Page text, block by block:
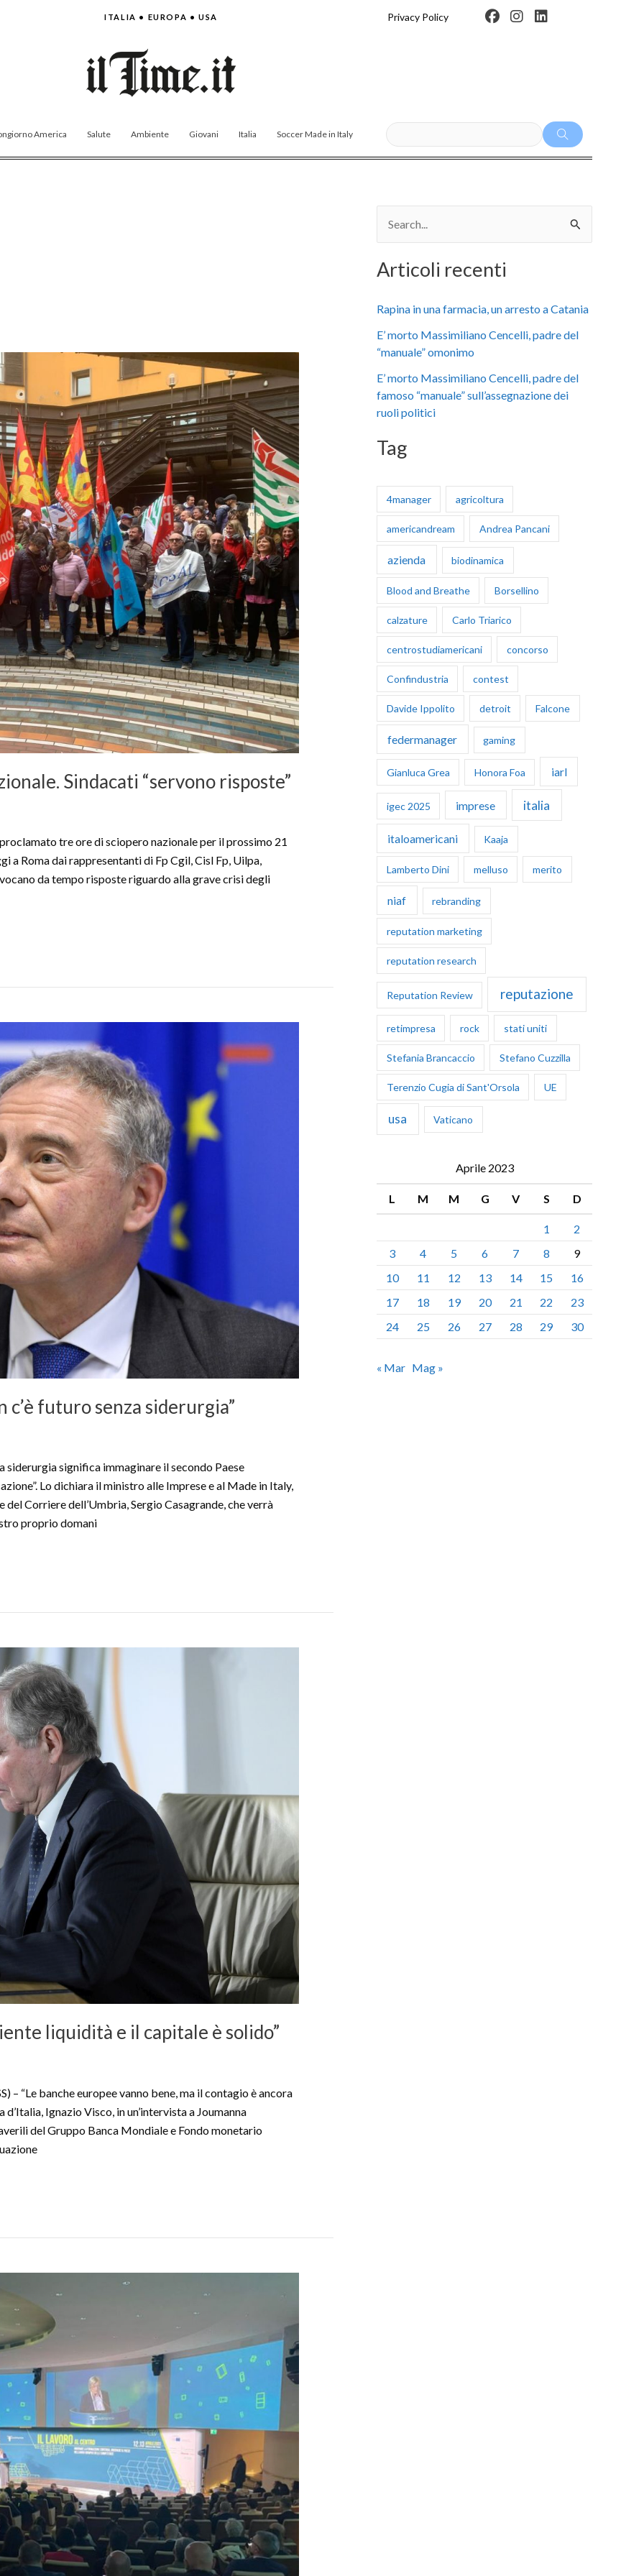
ITALIA • EUROPA • USA Privacy Policy
F
I
L
America Salute Ambiente Giovani Italia Soccer Made in Italy
Sindacati “servono risposte”
tre ore di sciopero nazionale per il prossimo 21
a Roma dai rappresentanti di Fp Cgil, Cisl Fp, Uilpa,
da tempo risposte riguardo alla grave crisi degli
c’è futuro senza siderurgia”
siderurgia significa immaginare il secondo Paese
Lo dichiara il ministro alle Imprese e al Made in Italy,
Corriere dell’Umbria, Sergio Casagrande, che verrà
proprio domani
liquidità e il capitale è solido”
“Le banche europee vanno bene, ma il contagio è ancora
Ignazio Visco, in un’intervista a Joumanna
del Gruppo Banca Mondiale e Fondo monetario
r
:
Articoli recenti
Rapina in una farmacia, un arresto a Catania
E’ morto Massimiliano Cencelli, padre del
“manuale” omonimo
E’ morto Massimiliano Cencelli, padre del
famoso “manuale” sull’assegnazione dei
ruoli politici
Tag
4manager agricoltura
americandream Andrea Pancani
azienda biodinamica
Blood and Breathe Borsellino
calzature Carlo Triarico
centrostudiamericani concorso
Confindustria contest
Davide Ippolito detroit Falcone
federmanager gaming
Gianluca Grea Honora Foa iarl
igec 2025 imprese italia
italoamericani Kaaja
Lamberto Dini melluso merito
niaf rebranding
reputation marketing
reputation research
Reputation Review reputazione
retimpresa rock stati uniti
Stefania Brancaccio Stefano Cuzzilla
Terenzio Cugia di Sant'Orsola UE
usa Vaticano
Aprile 2023
L M M G V S D
1
2
3
4 5 6 7 8
9
10
11 12 13 14 15
16
17
18 19 20 21 22
23
24
25 26 27 28 29 30
« Mar Mag »